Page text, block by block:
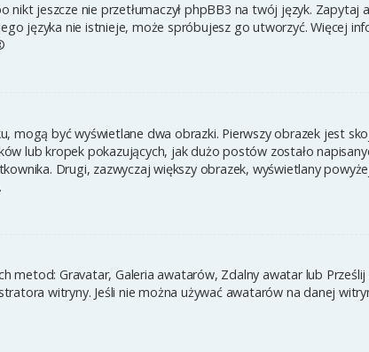
jeszcze nie przetłumaczył phpBB3 na twój język. Zapytaj
języka nie istnieje, może spróbujesz go utworzyć. Więcej
być wyświetlane dwa obrazki. Pierwszy obrazek jest
lub kropek pokazujących, jak dużo postów zostało
Drugi, zazwyczaj większy obrazek, wyświetlany
metod: Gravatar, Galeria awatarów, Zdalny awatar lub
witryny. Jeśli nie można używać awatarów na danej